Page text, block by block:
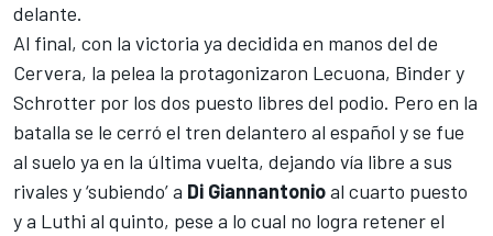
delante.
Al final, con la victoria ya decidida en manos del de
Cervera, la pelea la protagonizaron Lecuona, Binder y
Schrotter por los dos puesto libres del podio. Pero en la
batalla se le cerró el tren delantero al español y se fue
al suelo ya en la última vuelta, dejando vía libre a sus
rivales y ‘subiendo’ a Di Giannantonioal cuarto puesto
y a Luthi al quinto, pese a lo cual no logra retener el